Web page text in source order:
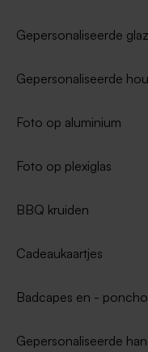
Gepersonaliseerde
Gepersonaliseerde
Foto op aluminium
Foto op plexiglas
BBQ kruiden
Cadeaukaartjes
Badcapes en -
Gepersonaliseerde